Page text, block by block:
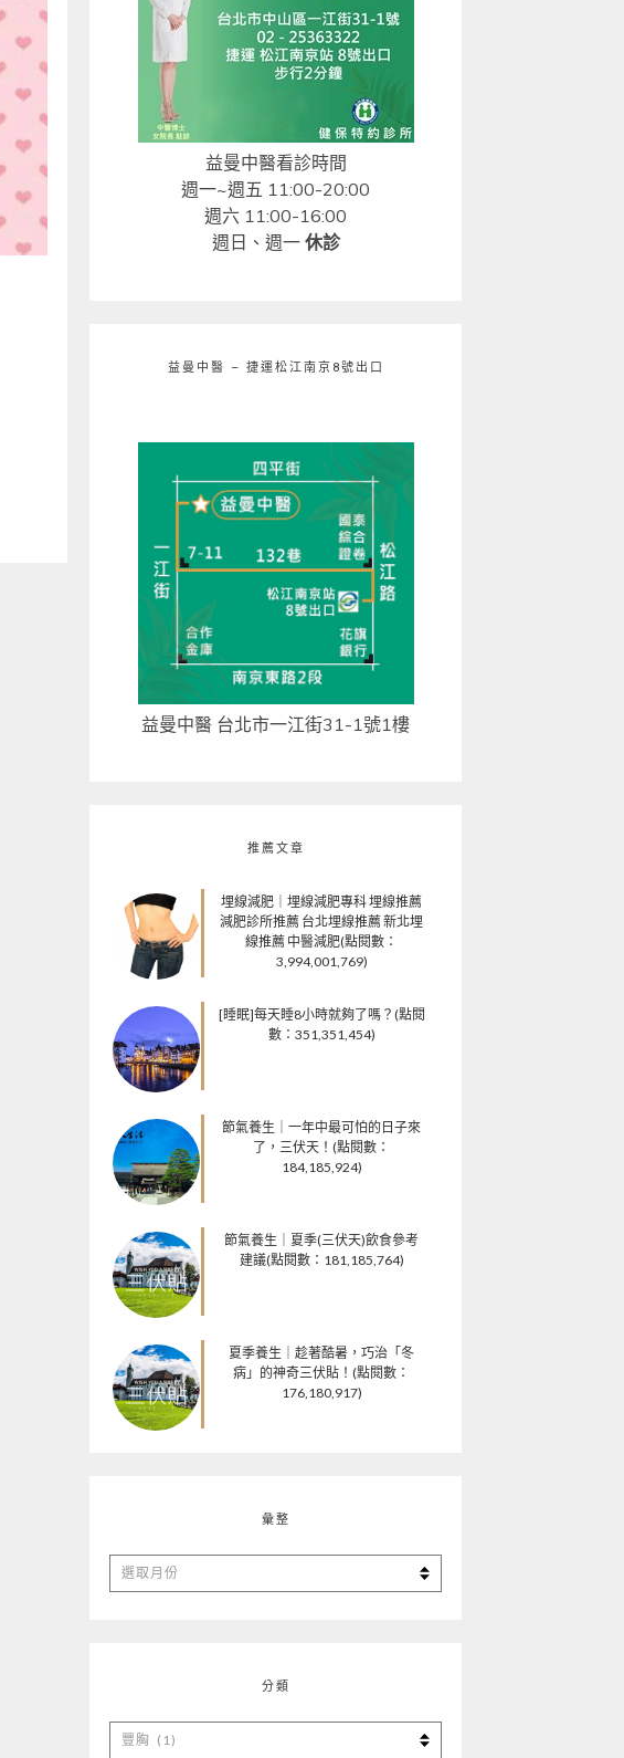
益曼中醫看診時間
週一~週五 11:00-20:00
週六 11:00-16:00
週日、週一 休診
益曼中醫 – 捷運松江南京8號出口
益曼中醫 台北市一江街31-1號1樓
推薦文章
埋線減肥｜埋線減肥專科 埋線推薦
減肥診所推薦 台北埋線推薦 新北埋
線推薦 中醫減肥(點閱數：
3,994,001,769)
[睡眠]每天睡8小時就夠了嗎？(點閱
數：351,351,454)
節氣養生｜一年中最可怕的日子來
了，三伏天！(點閱數：
184,185,924)
節氣養生｜夏季(三伏天)飲食參考
建議(點閱數：181,185,764)
夏季養生｜趁著酷暑，巧治「冬
病」的神奇三伏貼！(點閱數：
176,180,917)
彙整
彙
整
分類
分